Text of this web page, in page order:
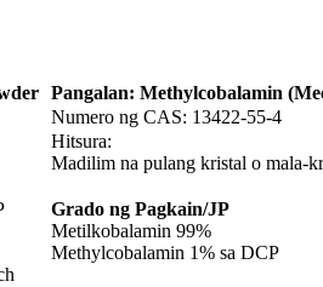
Pangalan: Methylcobalamin
Numero ng CAS: 13422-55-4
Hitsura:
Madilim na pulang kristal o mala-
Grado ng Pagkain/JP
Metilkobalamin 99%
Methylcobalamin 1% sa DCP